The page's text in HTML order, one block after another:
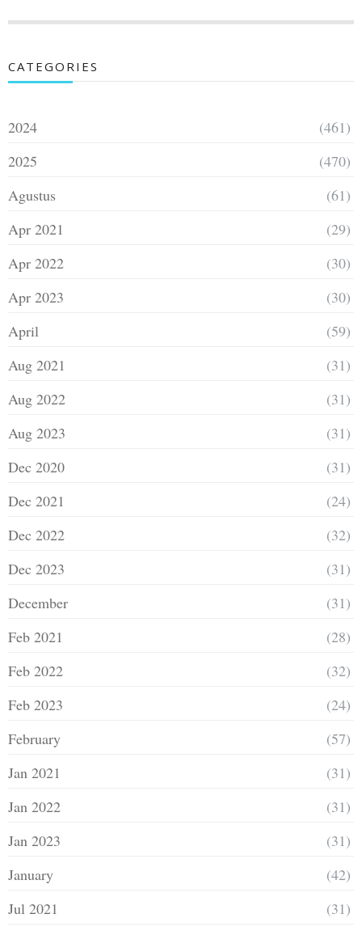
CATEGORIES
2024
(461)
2025
(470)
Agustus
(61)
Apr 2021
(29)
Apr 2022
(30)
Apr 2023
(30)
April
(59)
Aug 2021
(31)
Aug 2022
(31)
Aug 2023
(31)
Dec 2020
(31)
Dec 2021
(24)
Dec 2022
(32)
Dec 2023
(31)
December
(31)
Feb 2021
(28)
Feb 2022
(32)
Feb 2023
(24)
February
(57)
Jan 2021
(31)
Jan 2022
(31)
Jan 2023
(31)
January
(42)
Jul 2021
(31)